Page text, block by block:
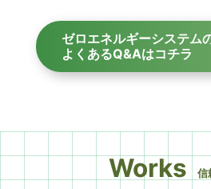
ゼロエネルギーシステム
よくあるQ&Aはコチラ
Works 信